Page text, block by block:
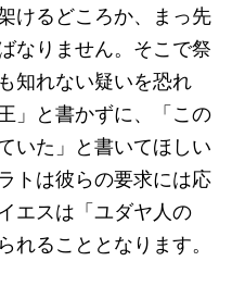
けるどころか、まっ先
なりません。そこで祭
知れない疑いを恐れ
」と書かずに、「この
いた」と書いてほしい
トは彼らの要求には応
エスは「ユダヤ人の
れることとなります。